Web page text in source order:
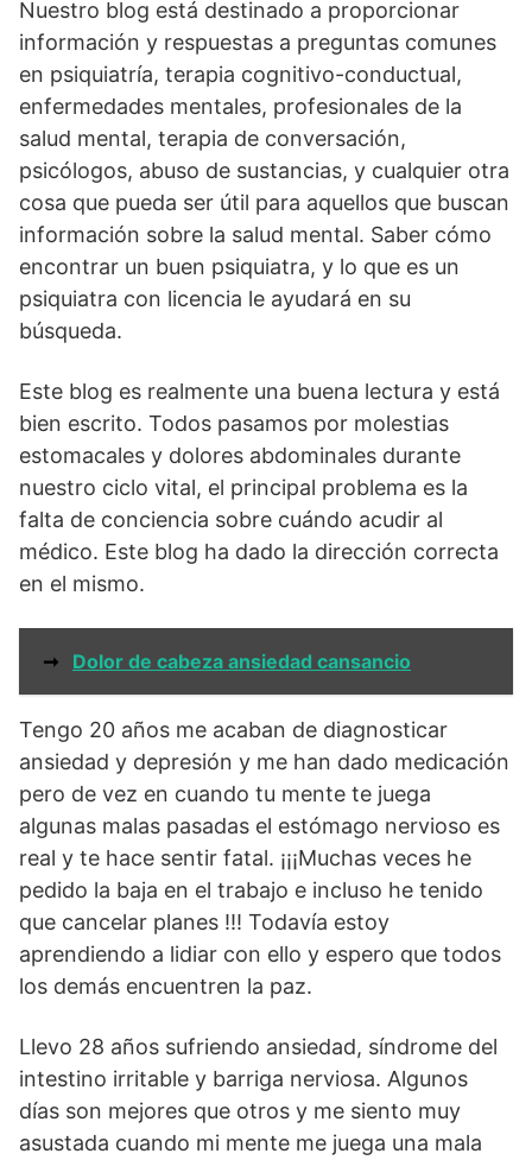
Nuestro blog está destinado a proporcionar
información y respuestas a preguntas comunes
en psiquiatría, terapia cognitivo-conductual,
enfermedades mentales, profesionales de la
salud mental, terapia de conversación,
psicólogos, abuso de sustancias, y cualquier otra
cosa que pueda ser útil para aquellos que buscan
información sobre la salud mental. Saber cómo
encontrar un buen psiquiatra, y lo que es un
psiquiatra con licencia le ayudará en su
búsqueda.
Este blog es realmente una buena lectura y está
bien escrito. Todos pasamos por molestias
estomacales y dolores abdominales durante
nuestro ciclo vital, el principal problema es la
falta de conciencia sobre cuándo acudir al
médico. Este blog ha dado la dirección correcta
en el mismo.
➞ Dolor de cabeza ansiedad cansancio
Tengo 20 años me acaban de diagnosticar
ansiedad y depresión y me han dado medicación
pero de vez en cuando tu mente te juega
algunas malas pasadas el estómago nervioso es
real y te hace sentir fatal. ¡¡¡Muchas veces he
pedido la baja en el trabajo e incluso he tenido
que cancelar planes !!! Todavía estoy
aprendiendo a lidiar con ello y espero que todos
los demás encuentren la paz.
Llevo 28 años sufriendo ansiedad, síndrome del
intestino irritable y barriga nerviosa. Algunos
días son mejores que otros y me siento muy
asustada cuando mi mente me juega una mala